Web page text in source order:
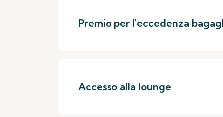
Premio per l'eccedenza
Accesso alla lounge